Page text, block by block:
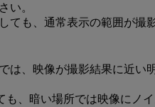
い。
ても、通常表示の範囲が撮
は、映像が撮影結果に近い
も、暗い場所では映像にノ